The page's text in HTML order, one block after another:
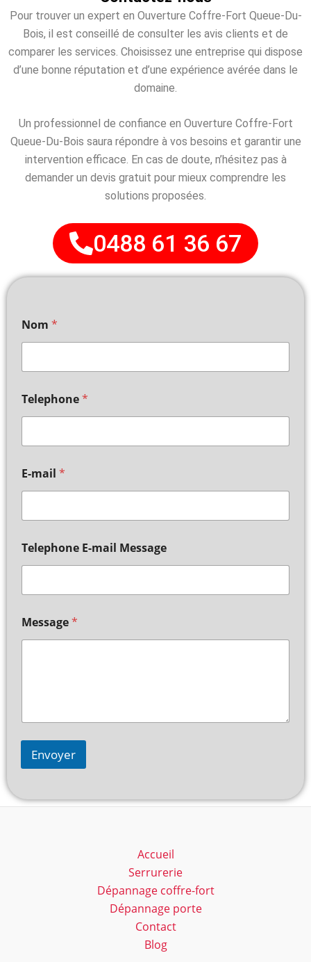
Pour trouver un expert en Ouverture Coffre-Fort Queue-Du-
Bois, il est conseillé de consulter les avis clients et de
comparer les services. Choisissez une entreprise qui dispose
d’une bonne réputation et d’une expérience avérée dans le
domaine.
Un professionnel de confiance en Ouverture Coffre-Fort
Queue-Du-Bois saura répondre à vos besoins et garantir une
intervention efficace. En cas de doute, n’hésitez pas à
demander un devis gratuit pour mieux comprendre les
solutions proposées.
0488 61 36 67
Nom *
Telephone*
E-mail *
Telephone E-mail Message
Message*
Envoyer
Accueil
Serrurerie
Dépannage coffre-fort
Dépannage porte
Contact
Blog